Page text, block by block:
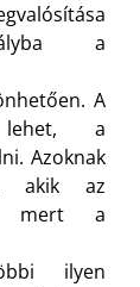
a
A
lehet, a
Azoknak
akik az
mert a
ilyen